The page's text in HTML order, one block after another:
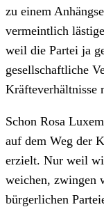
zu einem
vermeintlich
weil die Partei ja
gesellschaftliche
Kräfteverhältnisse
Schon Rosa
auf dem Weg der
erzielt. Nur weil
weichen, zwingen
bürgerlichen